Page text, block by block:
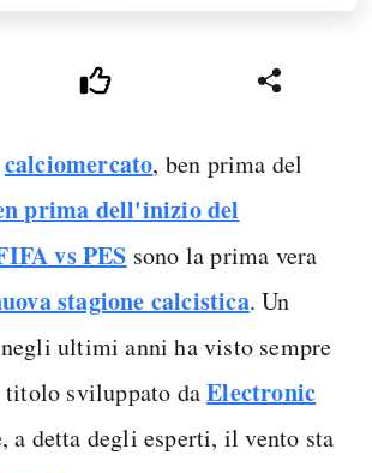
calciomercato, ben prima del
prima dell'inizio del
vs PES sono la prima vera
stagione calcistica. Un
ultimi anni ha visto sempre
sviluppato daElectronic
a detta degli esperti, il vento sta